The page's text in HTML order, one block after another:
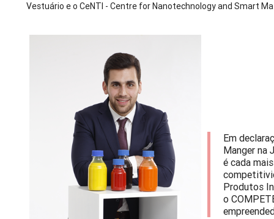
Vestuário e o CeNTI - Centre for Nanotechnology and Smart
Em
Manger na
é cada
Produtos
o